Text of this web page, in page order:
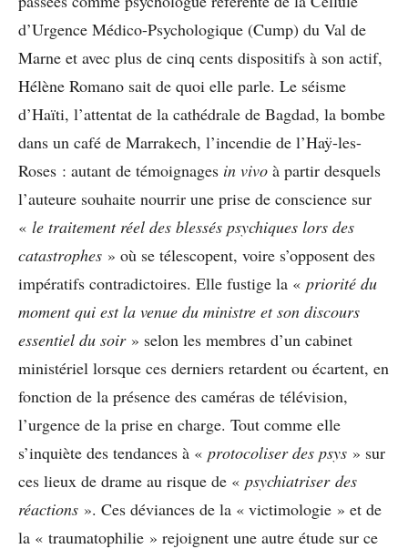
d’Urgence Médico-Psychologique (Cump) du Val de
Marne et avec plus de cinq cents dispositifs à son actif,
Hélène Romano sait de quoi elle parle. Le séisme
d’Haïti, l’attentat de la cathédrale de Bagdad, la bombe
dans un café de Marrakech, l’incendie de l’Haÿ-les-
Roses : autant de témoignages in vivo à partir desquels
l’auteure souhaite nourrir une prise de conscience sur
« le traitement réel des blessés psychiques lors des
catastrophes » où se télescopent, voire s’opposent des
impératifs contradictoires. Elle fustige la « priorité du
moment qui est la venue du ministre et son discours
essentiel du soir » selon les membres d’un cabinet
ministériel lorsque ces derniers retardent ou écartent, en
fonction de la présence des caméras de télévision,
l’urgence de la prise en charge. Tout comme elle
s’inquiète des tendances à « protocoliser des psys » sur
ces lieux de drame au risque de « psychiatriser des
réactions ». Ces déviances de la « victimologie » et de
la « traumatophilie » rejoignent une autre étude sur ce